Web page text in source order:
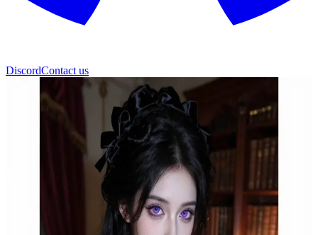
DiscordContact us